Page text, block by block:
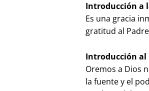
Introducción a
Es una gracia
gratitud al
Introducción al
Oremos a Dios
la fuente y el